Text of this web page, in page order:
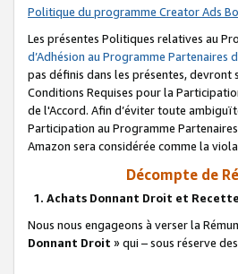
Politique du programme Creator Ads
Les présentes Politiques relatives au
d’Adhésion au Programme Partenaires
pas définis dans les présentes,
Conditions Requises pour la
de l'Accord. Afin d’éviter toute
Participation au Programme
Amazon sera considérée comme la
Décompte de
1. Achats Donnant Droit et
Nous nous engageons à verser la
Donnant Droit » qui – sous réserve